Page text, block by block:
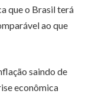
que o Brasil terá
ao que
saindo de
econômica